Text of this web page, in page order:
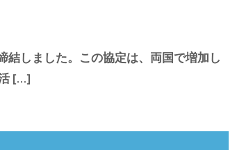
しました。この協定は、両国で増加し
[…]